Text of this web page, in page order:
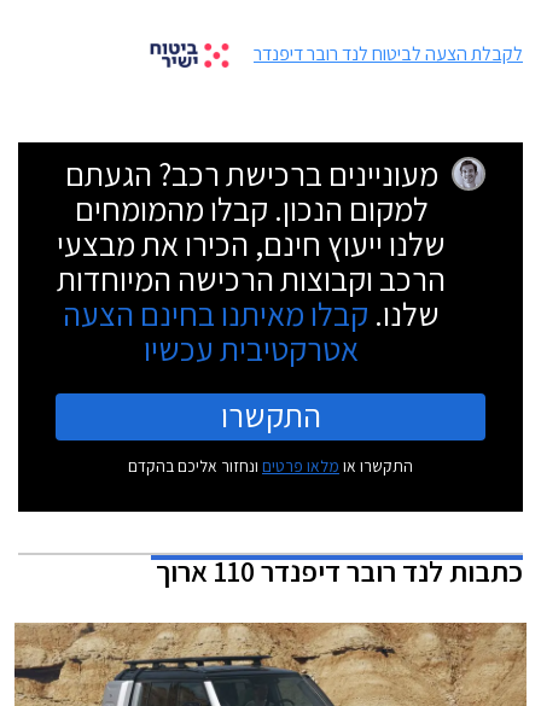
לקבלת הצעה לביטוח לנד רובר דיפנדר
מעוניינים ברכישת רכב? הגעתם
למקום הנכון. קבלו מהמומחים
שלנו ייעוץ חינם, הכירו את מבצעי
הרכב וקבוצות הרכישה המיוחדות
שלנו. קבלו מאיתנו בחינם הצעה
אטרקטיבית עכשיו
התקשרו
התקשרו או מלאו פרטים ונחזור אליכם בהקדם
כתבותלנד רובר דיפנדר 110 ארוך